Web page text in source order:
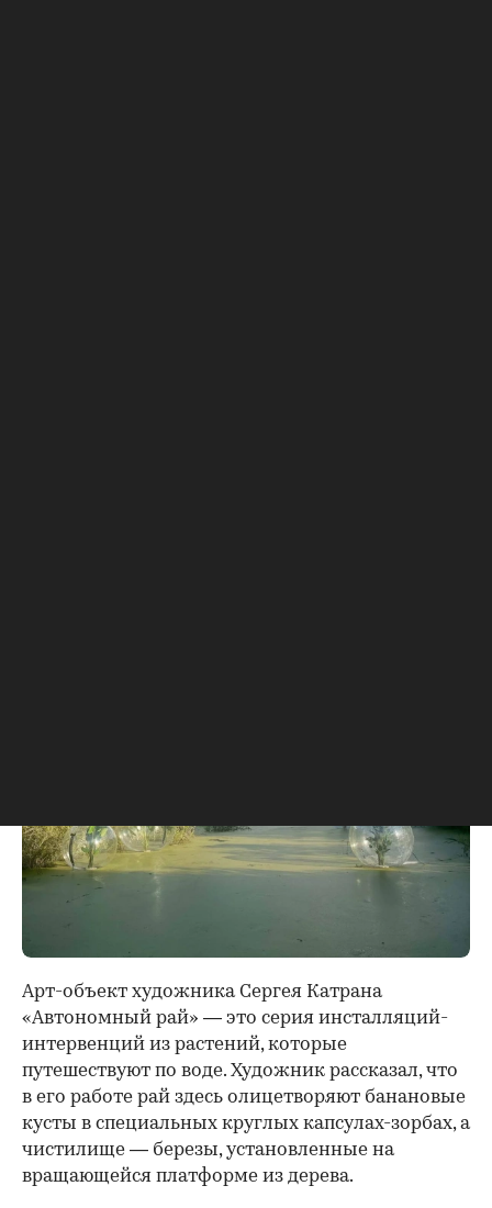
Арт-объект художника Сергея Катрана
«Автономный рай» — это серия инсталляций-
интервенций из растений, которые
путешествуют по воде. Художник рассказал, что
в его работе рай здесь олицетворяют банановые
кусты в специальных круглых капсулах-зорбах, а
чистилище — березы, установленные на
вращающейся платформе из дерева.